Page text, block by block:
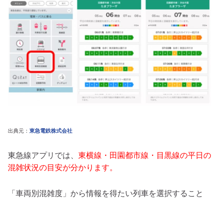
出典元： 東急電鉄株式会社
東急線アプリでは、 東横線・田園都市線・目黒線の平日の
混雑状況の目安が分かります。
「車両別混雑度」から情報を得たい列車を選択すること